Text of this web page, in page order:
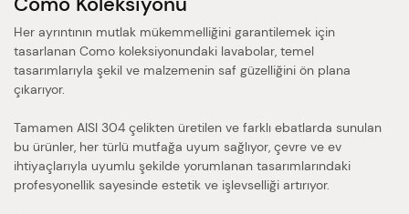
Her ayrıntının mutlak mükemmelliğini garantilemek için
tasarlanan Como koleksiyonundaki lavabolar, temel
tasarımlarıyla şekil ve malzemenin saf güzelliğini ön plana
çıkarıyor.
Tamamen AISI 304 çelikten üretilen ve farklı ebatlarda sunulan
bu ürünler, her türlü mutfağa uyum sağlıyor, çevre ve ev
ihtiyaçlarıyla uyumlu şekilde yorumlanan tasarımlarındaki
profesyonellik sayesinde estetik ve işlevselliği artırıyor.